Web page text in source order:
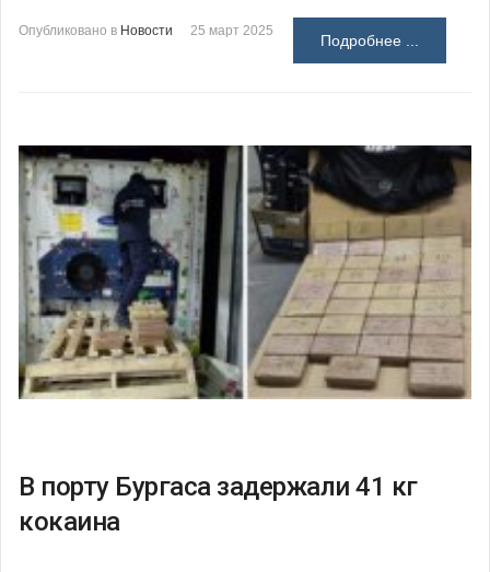
Опубликовано в Новости 25 март 2025
Подробнее ...
В порту Бургаса задержали 41 кг
кокаина